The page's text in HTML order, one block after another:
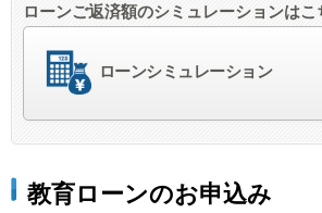
据置期間：4年6か月（6か月単位）
元金据置期間は、在学終了の翌月まで（最長4年6か
据置期間を除くご返済期間は最長10年となります。
元利均等毎月返済、または、ボーナス併用(6か
ボーナス返済部分は、借入金の50％以内。
ローンご返済額のシミュレーションはこ
ローンシミュレーション
教育ローンのお申込み